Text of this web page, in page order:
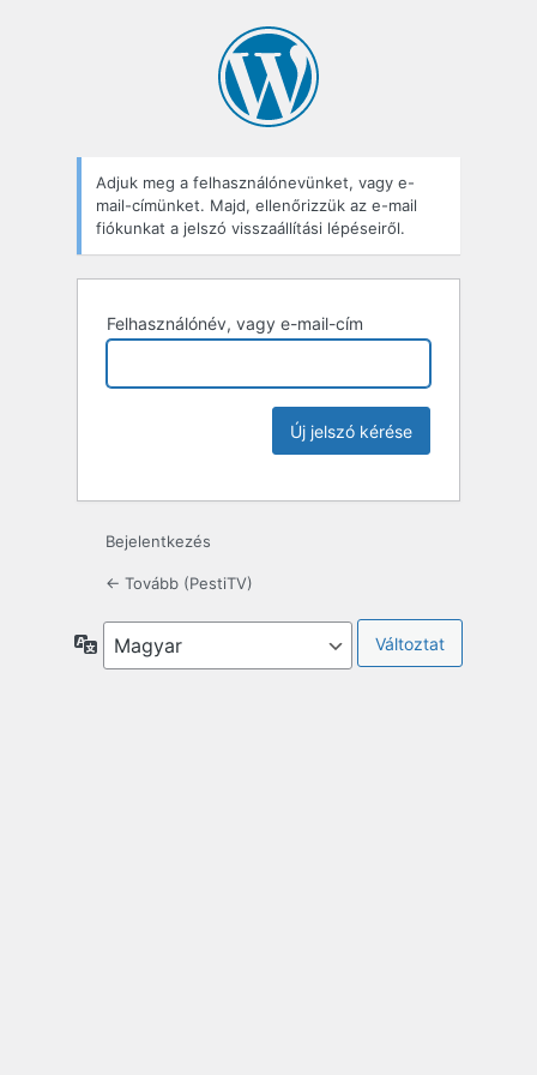
Adjuk meg a felhasználónevünket, vagy e-
mail-címünket. Majd, ellenőrizzük az e-mail
fiókunkat a jelszó visszaállítási lépéseiről.
Felhasználónév, vagy e-mail-cím
Bejelentkezés
← Tovább (PestiTV)
Nyelv